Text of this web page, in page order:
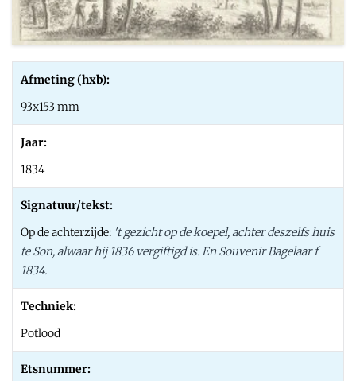
Afmeting (hxb):
93x153 mm
Jaar:
1834
Signatuur/tekst:
Op de achterzijde: 't gezicht op de koepel, achter deszelfs huis
te Son, alwaar hij 1836 vergiftigd is. En Souvenir Bagelaar f
1834.
Techniek:
Potlood
Etsnummer: